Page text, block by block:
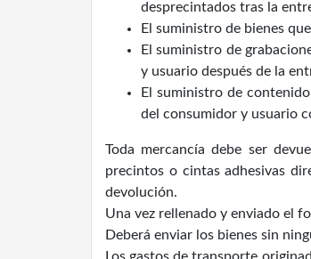
desprecintados tras la
El suministro de bienes
El suministro de
y usuario después de la
El suministro de
del consumidor y usuario
Toda mercancía debe ser
precintos o cintas adhesivas
devolución.
Una vez rellenado y enviado el
Deberá enviar los bienes sin